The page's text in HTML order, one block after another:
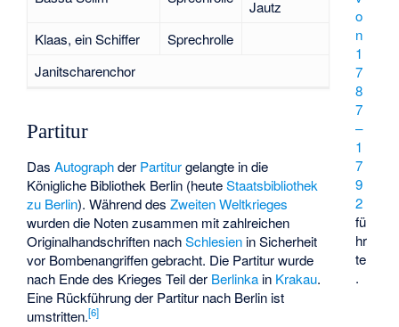
o
n
1
7
8
7
–
1
7
9
2
fü
hr
te
.
Jautz
Klaas, ein Schiffer
Sprechrolle
Janitscharenchor
Partitur
DasAutographder Partiturgelangte in die
Königliche Bibliothek Berlin (heuteStaatsbibliothek
zu Berlin). Während desZweiten Weltkrieges
wurden die Noten zusammen mit zahlreichen
Originalhandschriften nachSchlesien in Sicherheit
vor Bombenangriffen gebracht. Die Partitur wurde
nach Ende des Krieges Teil der Berlinka in Krakau.
Eine Rückführung der Partitur nach Berlin ist
umstritten.[6]